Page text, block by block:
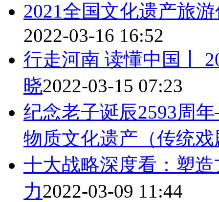
2021全国文化遗产旅
2022-03-16 16:52
行走河南 读懂中国丨
晓2022-03-15 07:23
纪念老子诞辰2593周
物质文化遗产（传统
十大战略深度看：塑
力2022-03-09 11:44